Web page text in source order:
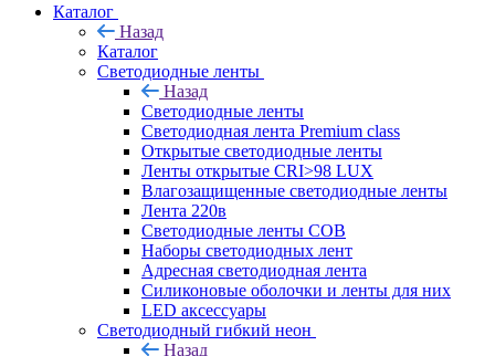
Каталог
Назад
Каталог
Светодиодные ленты
Назад
Светодиодные ленты
Светодиодная лента Premium class
Открытые светодиодные ленты
Ленты открытые CRI>98 LUX
Влагозащищенные светодиодные ленты
Лента 220в
Светодиодные ленты COB
Наборы светодиодных лент
Адресная светодиодная лента
Силиконовые оболочки и ленты для них
LED аксессуары
Светодиодный гибкий неон
Назад